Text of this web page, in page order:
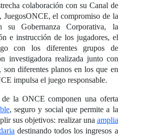
colaboración con su Canal de
JuegosONCE, el compromiso de la
su Gobernanza Corporativa, la
e instrucción de los jugadores, el
con los diferentes grupos de
investigadora realizada junto con
son diferentes planos en los que en
impulsa el juego responsable.
de la ONCE componen una oferta
, seguro y social que permite a la
sus objetivos: realizar una amplia
destinando todos los ingresos a